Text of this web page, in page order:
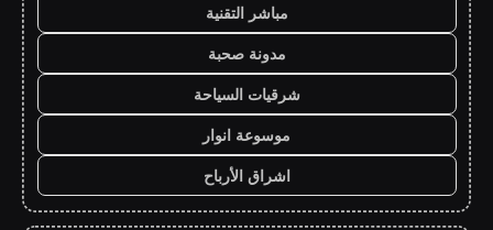
مباشر التقنية
مدونة صحبة
شرقيات السياحة
موسوعة انوار
اشراق الأرباح